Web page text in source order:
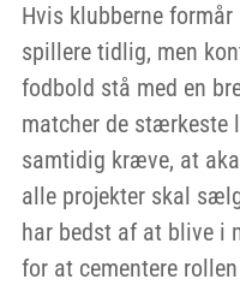
Hvis klubberne
spillere tidlig, men
fodbold stå med en
matcher de stærkeste
samtidig kræve, at
alle projekter skal
har bedst af at blive i
for at cementere